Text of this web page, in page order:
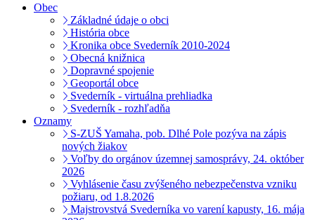
Obec
Základné údaje o obci
História obce
Kronika obce Svederník 2010-2024
Obecná knižnica
Dopravné spojenie
Geoportál obce
Svederník - virtuálna prehliadka
Svederník - rozhľadňa
Oznamy
S-ZUŠ Yamaha, pob. Dlhé Pole pozýva na zápis
nových žiakov
Voľby do orgánov územnej samosprávy, 24. október
2026
Vyhlásenie času zvýšeného nebezpečenstva vzniku
požiaru, od 1.8.2026
Majstrovstvá Svederníka vo varení kapusty, 16. mája